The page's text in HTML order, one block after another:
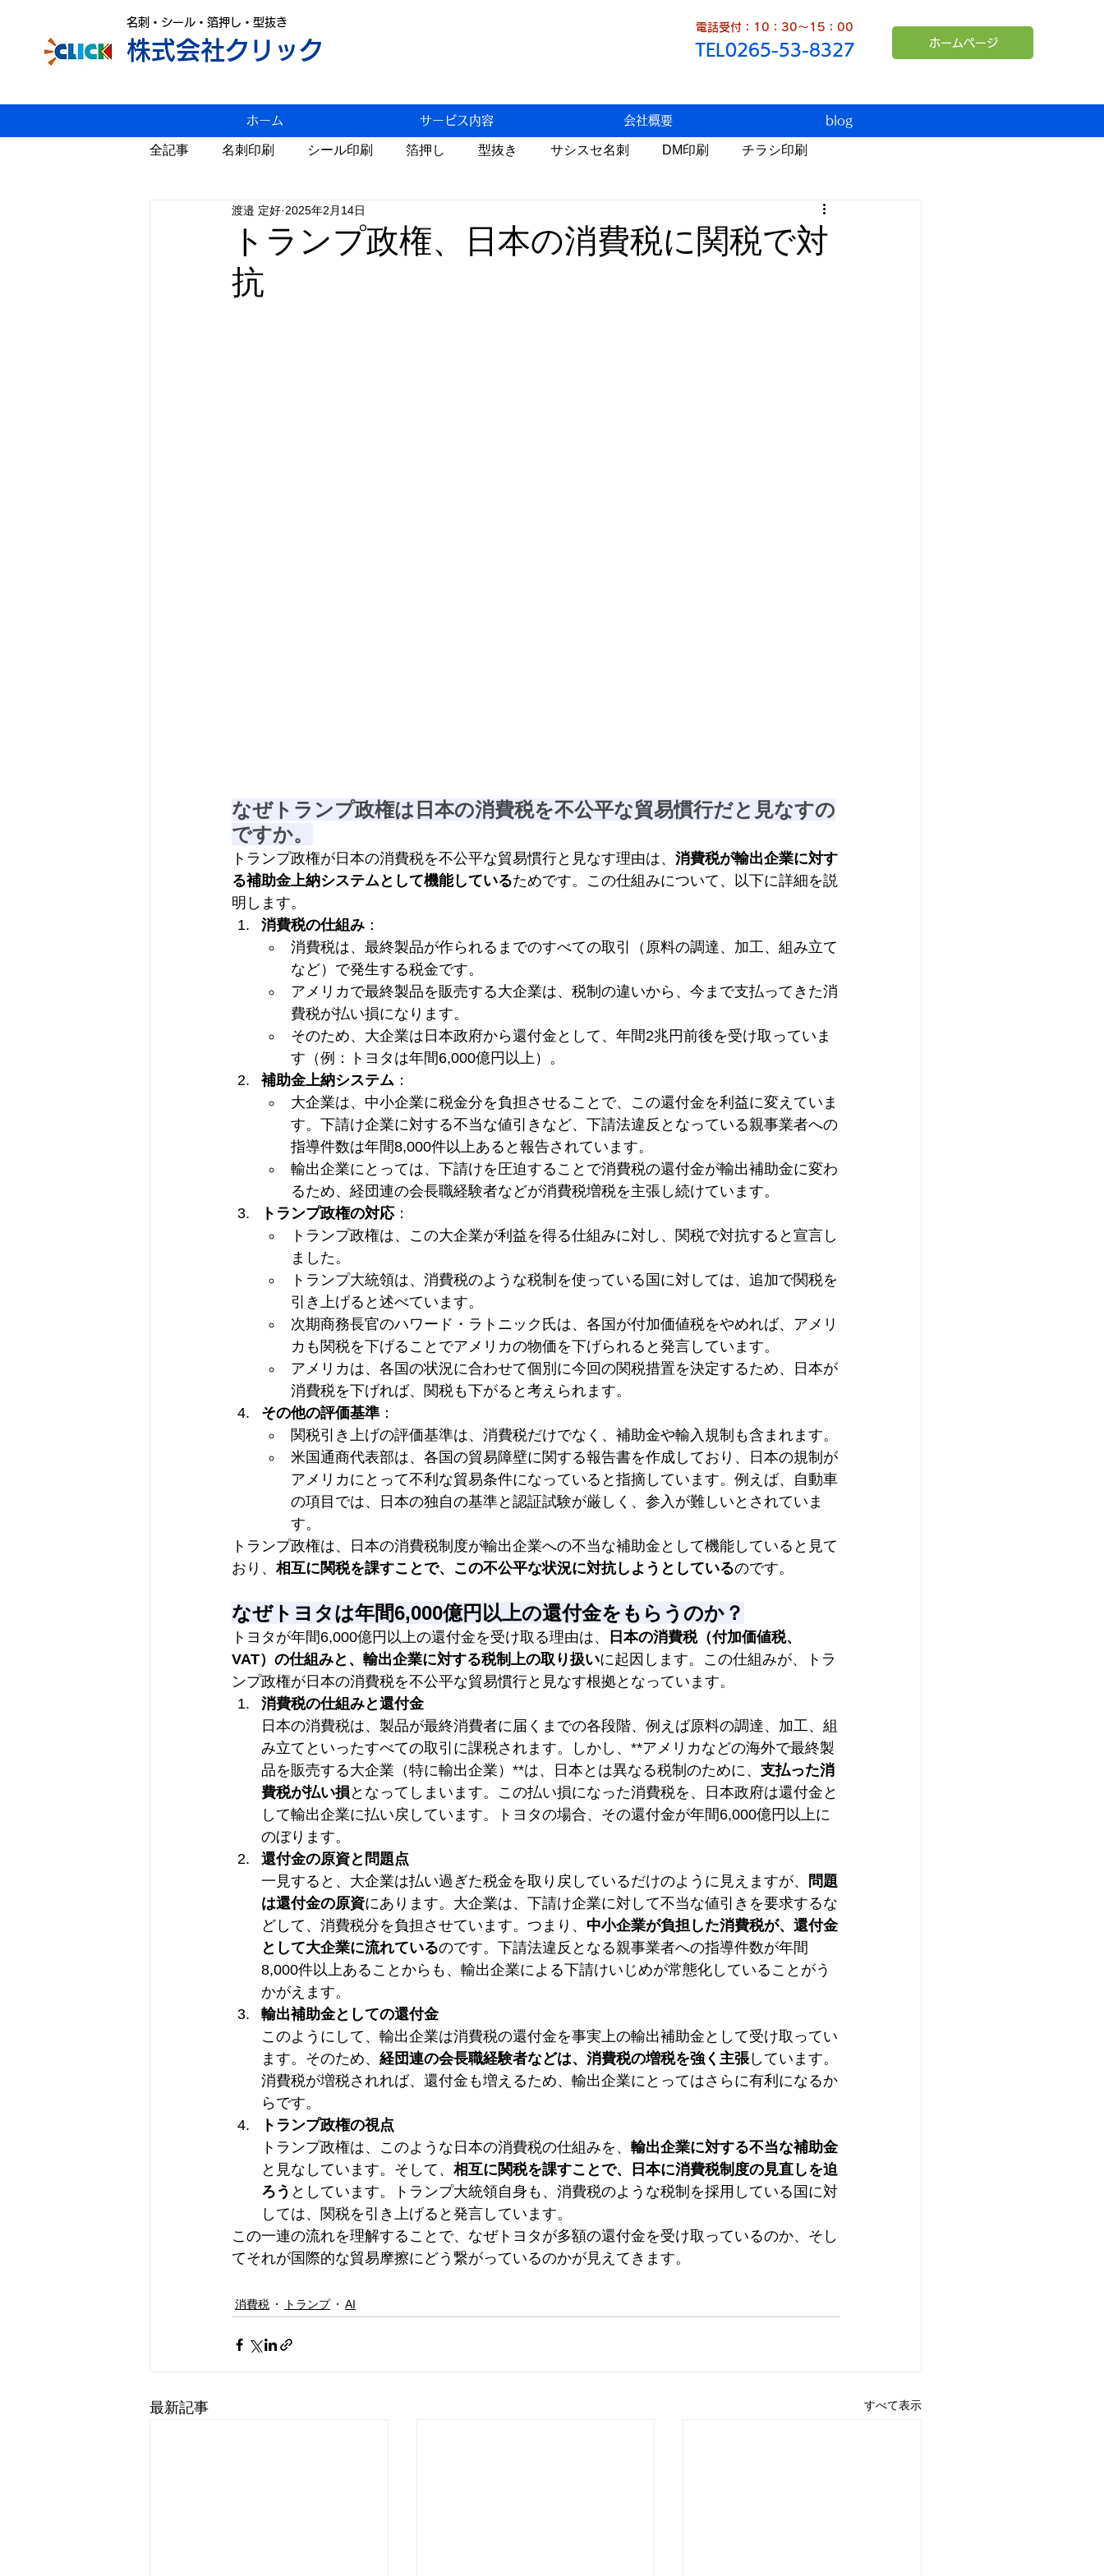
名刺・シール・箔押し・型抜き
株式会社クリック
電話受付：10：30～15：00
TEL0265-53-8327 ホームページ
ホーム サービス内容 会社概要 blog
全記事 名刺印刷 シール印刷 箔押し 型抜き サシスセ名刺 DM印刷 チラシ印刷
変形名刺印刷 雑感 PFデータ割引 インボイス
スジ入れ
トランプ政権、日本の消費税に関税で対
抗
渡邉 定好 2025年2月14日
なぜトランプ政権は日本の消費税を不公平な貿易慣行だと見なすの
ですか。
トランプ政権が日本の消費税を不公平な貿易慣行と見なす理由は、 消費税が輸出企業に対す
る補助金上納システムとして機能しているためです。この仕組みについて、以下に詳細を説
明します。
消費税の仕組み ：
消費税は、最終製品が作られるまでのすべての取引（原料の調達、加工、組み立て
など）で発生する税金です。
アメリカで最終製品を販売する大企業は、税制の違いから、今まで支払ってきた消
費税が払い損になります。
そのため、大企業は日本政府から還付金として、年間2兆円前後を受け取っていま
す（例：トヨタは年間6,000億円以上）。
補助金上納システム ：
大企業は、中小企業に税金分を負担させることで、この還付金を利益に変えていま
す。下請け企業に対する不当な値引きなど、下請法違反となっている親事業者への
指導件数は年間8,000件以上あると報告されています。
輸出企業にとっては、下請けを圧迫することで消費税の還付金が輸出補助金に変わ
るため、経団連の会長職経験者などが消費税増税を主張し続けています。
トランプ政権の対応：
トランプ政権は、この大企業が利益を得る仕組みに対し、関税で対抗すると宣言し
ました。
トランプ大統領は、消費税のような税制を使っている国に対しては、追加で関税を
引き上げると述べています。
次期商務長官のハワード・ラトニック氏は、各国が付加価値税をやめれば、アメリ
カも関税を下げることでアメリカの物価を下げられると発言しています。
アメリカは、各国の状況に合わせて個別に今回の関税措置を決定するため、日本が
消費税を下げれば、関税も下がると考えられます。
その他の評価基準 ：
関税引き上げの評価基準は、消費税だけでなく、補助金や輸入規制も含まれます。
米国通商代表部は、各国の貿易障壁に関する報告書を作成しており、日本の規制が
アメリカにとって不利な貿易条件になっていると指摘しています。例えば、自動車
の項目では、日本の独自の基準と認証試験が厳しく、参入が難しいとされていま
す。
トランプ政権は、日本の消費税制度が輸出企業への不当な補助金として機能していると見て
おり、 相互に関税を課すことで、この不公平な状況に対抗しようとしているのです。
なぜトヨタは年間6,000億円以上の還付金をもらうのか？
トヨタが年間6,000億円以上の還付金を受け取る理由は、
日本の消費税（付加価値税、
VAT）の仕組みと、輸出企業に対する税制上の取り扱いに起因します。この仕組みが、トラ
ンプ政権が日本の消費税を不公平な貿易慣行と見なす根拠となっています。
消費税の仕組みと還付金
日本の消費税は、製品が最終消費者に届くまでの各段階、例えば原料の調達、加工、組
み立てといったすべての取引に課税されます。しかし、**アメリカなどの海外で最終製
品を販売する大企業（特に輸出企業）**は、日本とは異なる税制のために、 支払った消
費税が払い損 となってしまいます。この払い損になった消費税を、日本政府は還付金と
して輸出企業に払い戻しています。トヨタの場合、その還付金が年間6,000億円以上に
のぼります。
還付金の原資と問題点
一見すると、大企業は払い過ぎた税金を取り戻しているだけのように見えますが、
問題
は還付金の原資にあります。大企業は、下請け企業に対して不当な値引きを要求するな
どして、消費税分を負担させています。つまり、 中小企業が負担した消費税が、還付金
として大企業に流れているのです。下請法違反となる親事業者への指導件数が年間
8,000件以上あることからも、輸出企業による下請けいじめが常態化していることがう
かがえます。
輸出補助金としての還付金
このようにして、輸出企業は消費税の還付金を事実上の輸出補助金として受け取ってい
ます。そのため、 経団連の会長職経験者などは、消費税の増税を強く主張しています。
消費税が増税されれば、還付金も増えるため、輸出企業にとってはさらに有利になるか
らです。
トランプ政権の視点
トランプ政権は、このような日本の消費税の仕組みを、 輸出企業に対する不当な補助金
と見なしています。そして、 相互に関税を課すことで、日本に消費税制度の見直しを迫
ろう としています。トランプ大統領自身も、消費税のような税制を採用している国に対
しては、関税を引き上げると発言しています。
この一連の流れを理解することで、なぜトヨタが多額の還付金を受け取っているのか、そし
てそれが国際的な貿易摩擦にどう繋がっているのかが見えてきます。
消費税 トランプ AI
最新記事 すべて表示